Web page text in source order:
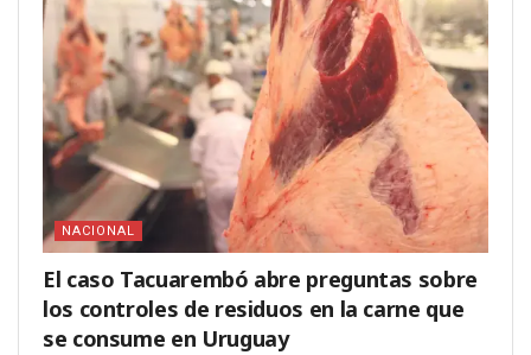
NACIONAL
El caso Tacuarembó abre preguntas sobre
los controles de residuos en la carne que
se consume en Uruguay